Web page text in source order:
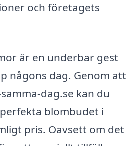
och företagets
är en underbar gest
någons dag. Genom att
dag.se kan du
blombudet i
pris. Oavsett om det